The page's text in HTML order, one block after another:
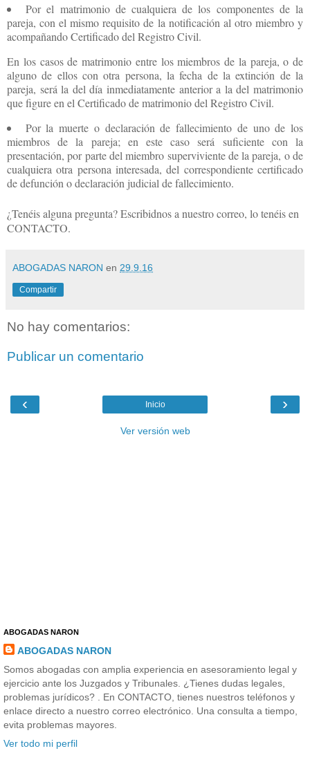
Por el matrimonio de cualquiera de los componentes de la
pareja, con el mismo requisito de la notificación al otro miembro y
acompañando Certificado del Registro Civil.
En los casos de matrimonio entre los miembros de la pareja, o de
alguno de ellos con otra persona, la fecha de la extinción de la
pareja, será la del día inmediatamente anterior a la del matrimonio
que figure en el Certificado de matrimonio del Registro Civil.
Por la muerte o declaración de fallecimiento de uno de los
miembros de la pareja; en este caso será suficiente con la
presentación, por parte del miembro superviviente de la pareja, o de
cualquiera otra persona interesada, del correspondiente certificado
de defunción o declaración judicial de fallecimiento.
¿Tenéis alguna pregunta? Escribidnos a nuestro correo, lo tenéis en
CONTACTO.
ABOGADAS NARON en 29.9.16
Compartir
No hay comentarios:
Publicar un comentario
‹ ›
Inicio
Ver versión web
ABOGADAS NARON
ABOGADAS NARON
Somos abogadas con amplia experiencia en asesoramiento legal y
ejercicio ante los Juzgados y Tribunales. ¿Tienes dudas legales,
problemas jurídicos? . En CONTACTO, tienes nuestros teléfonos y
enlace directo a nuestro correo electrónico. Una consulta a tiempo,
evita problemas mayores.
Ver todo mi perfil